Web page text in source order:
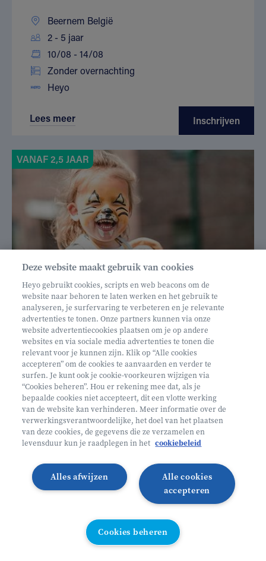
Beernem België
2 - 5 jaar
10/08 - 14/08
Zonder overnachting
Heyo
Lees meer Inschrijven
VANAF 2,5 JAAR
€ 160
Helan: €128
Mini ontdekkers
Oosterzele België
2 - 5 jaar
10/08 - 14/08
Zonder overnachting
Lees meer Inschrijven
LAATSTE PLAATSEN
Deze website maakt gebruik van cookies
Heyo gebruikt cookies, scripts en web beacons om de
website naar behoren te laten werken en het gebruik te
analyseren, je surfervaring te verbeteren en je relevante
advertenties te tonen. Onze partners kunnen via onze
website advertentiecookies plaatsen om je op andere
websites en via sociale media advertenties te tonen die
relevant voor je kunnen zijn. Klik op “Alle cookies
accepteren” om de cookies te aanvaarden en verder te
surfen. Je kunt ook je cookie-voorkeuren wijzigen via
“Cookies beheren”. Hou er rekening mee dat, als je
bepaalde cookies niet accepteert, dit een vlotte werking
van de website kan verhinderen. Meer informatie over de
verwerkingsverantwoordelijke, het doel van het plaatsen
van deze cookies, de gegevens die ze verzamelen en
levensduur kun je raadplegen in het cookiebeleid
Alle cookies
accepteren
Alles afwijzen
Cookies beheren